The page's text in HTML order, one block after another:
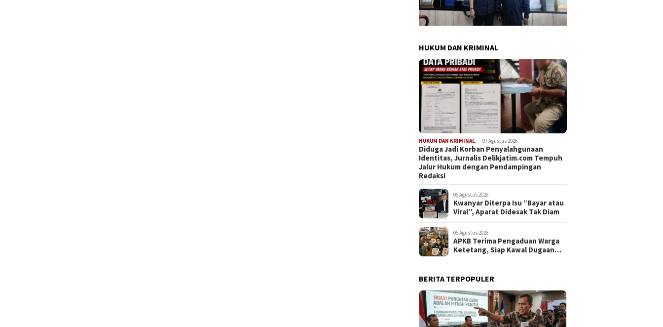
HUKUM DAN KRIMINAL
HUKUM DAN KRIMINAL, 07 Agustus 2026
Diduga Jadi Korban Penyalahgunaan
Identitas, Jurnalis Delikjatim.com Tempuh
Jalur Hukum dengan Pendampingan
Redaksi
06 Agustus 2026
Kwanyar Diterpa Isu “Bayar atau
Viral”, Aparat Didesak Tak Diam
06 Agustus 2026
APKB Terima Pengaduan Warga
Ketetang, Siap Kawal Dugaan
BERITA TERPOPULER